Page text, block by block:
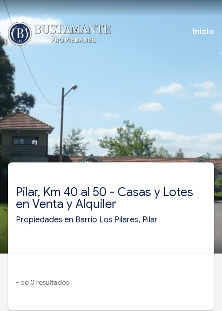
Inicio
Pilar, Km 40 al 50 - Casas y Lotes
en Venta y Alquiler
Propiedades en Barrio Los Pilares, Pilar
- de 0 resultados